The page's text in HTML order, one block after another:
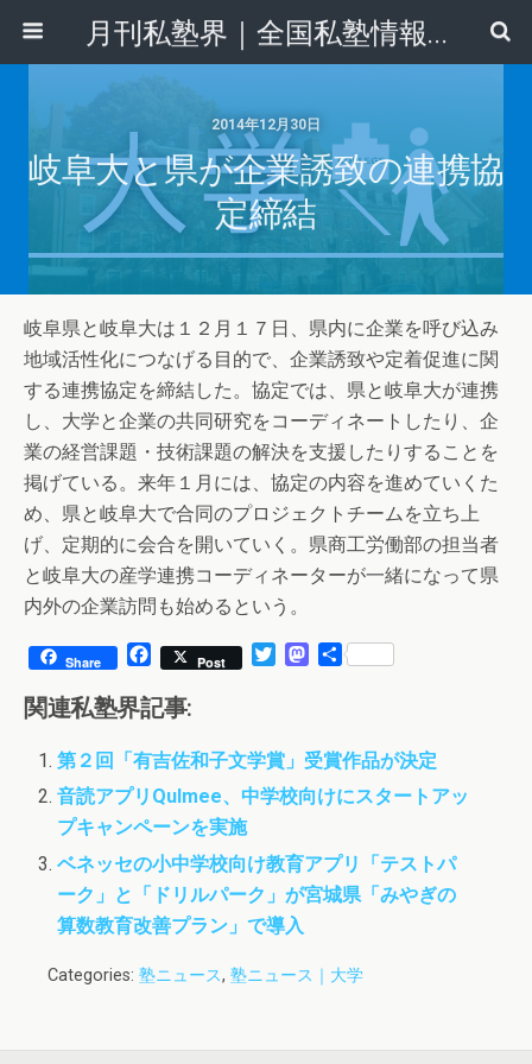
月刊私塾界｜全国私塾情報センター
2014年12月30日
岐阜大と県が企業誘致の連携協
定締結
岐阜県と岐阜大は１２月１７日、県内に企業を呼び込み
地域活性化につなげる目的で、企業誘致や定着促進に関
する連携協定を締結した。協定では、県と岐阜大が連携
し、大学と企業の共同研究をコーディネートしたり、企
業の経営課題・技術課題の解決を支援したりすることを
掲げている。来年１月には、協定の内容を進めていくた
め、県と岐阜大で合同のプロジェクトチームを立ち上
げ、定期的に会合を開いていく。県商工労働部の担当者
と岐阜大の産学連携コーディネーターが一緒になって県
内外の企業訪問も始めるという。
Share
F
c
e
b
o
o
k
Post
t
e
r
M
o
d
o
共
関連私塾界記事:
第２回「有吉佐和子文学賞」受賞作品が決定
音読アプリQulmee、中学校向けにスタートアッ
プキャンペーンを実施
ベネッセの小中学校向け教育アプリ「テストパ
ーク」と「ドリルパーク」が宮城県「みやぎの
算数教育改善プラン」で導入
Categories: 塾ニュース, 塾ニュース｜大学